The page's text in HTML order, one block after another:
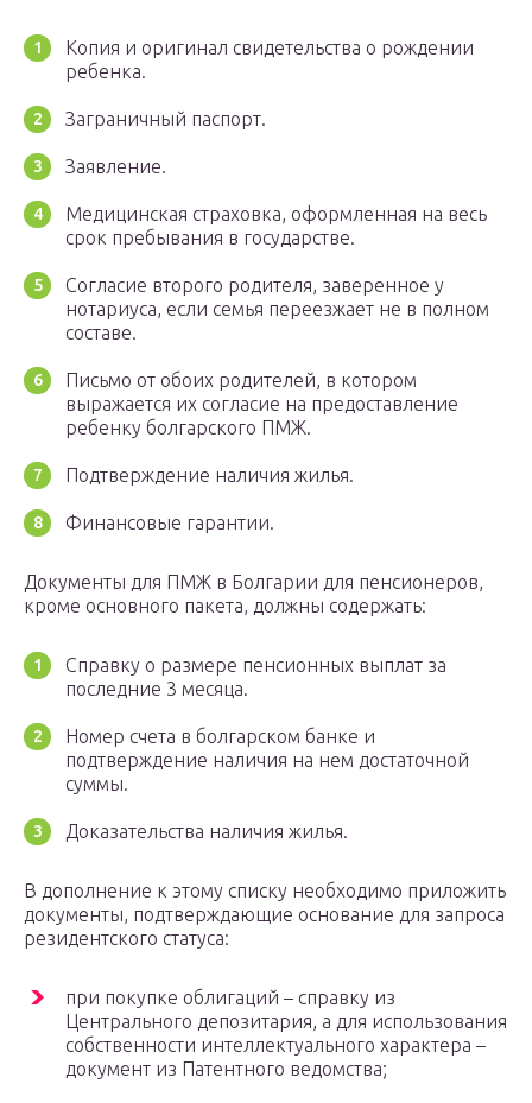
Копия и оригинал свидетельства о рождении
ребенка.
Заграничный паспорт.
Заявление.
Медицинская страховка, оформленная на весь
срок пребывания в государстве.
Согласие второго родителя, заверенное у
нотариуса, если семья переезжает не в полном
составе.
Письмо от обоих родителей, в котором
выражается их согласие на предоставление
ребенку болгарского ПМЖ.
Подтверждение наличия жилья.
Финансовые гарантии.
Документы для ПМЖ в Болгарии для пенсионеров,
кроме основного пакета, должны содержать:
Справку о размере пенсионных выплат за
последние 3 месяца.
Номер счета в болгарском банке и
подтверждение наличия на нем достаточной
суммы.
Доказательства наличия жилья.
В дополнение к этому списку необходимо приложить
документы, подтверждающие основание для запроса
резидентского статуса:
при покупке облигаций – справку из
Центрального депозитария, а для использования
собственности интеллектуального характера –
документ из Патентного ведомства;